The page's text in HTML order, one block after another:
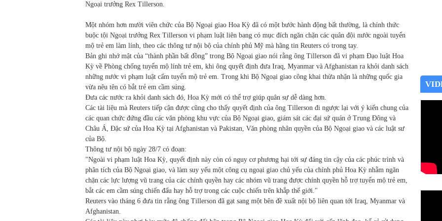
Ngoại trưởng Rex Tillerson.
Một nhóm hơn mười viên chức của Bộ Ngoại giao Hoa Kỳ đã có một bước hành động bất thường, là chính thức
buộc tội Ngoại trưởng Rex Tillerson vi phạm luật liên bang có mục đích ngăn chặn các quân đội nước ngoài tuyển
mộ trẻ em làm lính, theo các thông tư nội bộ của chính phủ Mỹ mà hãng tin Reuters có trong tay.
Bản ghi nhớ mật của “thành phần bất đồng” trong Bộ Ngoại giao nói rằng ông Tillerson đã vi phạm Đạo luật Hoa
Kỳ về Phòng chống tuyển mộ lính trẻ em, khi ông quyết định đưa Iraq, Myanmar và Afghanistan ra khỏi danh sách
những nước vi phạm luật cấm tuyển mộ trẻ em. Trong khi Bộ Ngoại giao công khai thừa nhận là những quốc gia
vừa nêu tên có bắt trẻ em cầm súng.
Đưa các nước ra khỏi danh sách đó, Hoa Kỳ mới có thể trợ giúp quân sự dễ dàng hơn.
Các tài liệu mà Reuters tiếp cận được cũng cho thấy quyết định của ông Tillerson đi ngược lại với ý kiến chung của
các quan chức đứng đầu các văn phòng khu vực của Bộ Ngoại giao, giám sát các đại sứ quán ở Trung Đông và
Châu Á, Đặc sứ của Hoa Kỳ tại Afghanistan và Pakistan, Văn phòng nhân quyền của Bộ Ngoại giao và các luật sư
của Bộ.
Thông tư nội bộ ngày 28/7 có đoạn:
"Ngoài vi phạm luật Hoa Kỳ, quyết định này còn có nguy cơ phương hại tới sự đáng tin cậy của các phúc trình và
phân tích của Bộ Ngoại giao, và làm suy yếu một công cụ ngoại giao chủ yếu của chính phủ Hoa Kỳ nhằm ngăn
chặn các lực lượng vũ trang của các chính quyền hay các nhóm vũ trang được chính quyền hỗ trợ tuyển mộ trẻ em,
bắt các em cầm súng chiến đấu hay hỗ trợ trong các cuộc chiến trên khắp thế giới."
Reuters vào tháng 6 đưa tin rằng ông Tillerson đã gạt sang một bên đề xuất nội bộ liên quan tới Iraq, Myanmar và
Afghanistan.